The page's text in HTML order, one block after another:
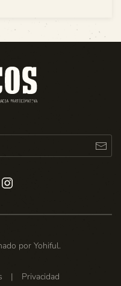
por Yohiful.
| Privacidad